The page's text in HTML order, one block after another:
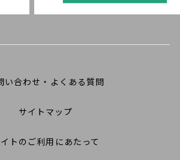
い合わせ・よくある質問
サイトマップ
トのご利用にあたって